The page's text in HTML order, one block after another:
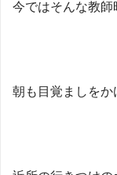
今ではそんな教師
朝も目覚ましをか